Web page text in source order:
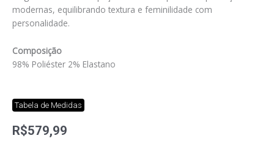
modernas, equilibrando textura e feminilidade com
personalidade.
Composição
98% Poliéster 2% Elastano
Tabela de Medidas
R$579,99